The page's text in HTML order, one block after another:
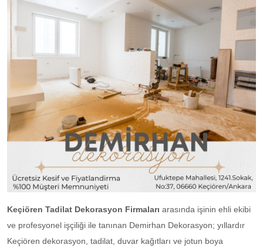
Keçiören Tadilat Dekorasyon Firmaları arasında işinin ehli ekibi
ve profesyonel işçiliği ile tanınan Demirhan Dekorasyon; yıllardır
Keçiören dekorasyon, tadilat, duvar kağıtları ve jotun boya